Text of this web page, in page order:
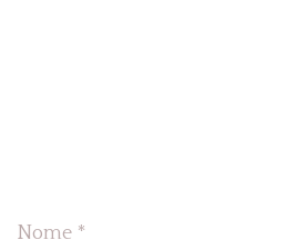
Nome *